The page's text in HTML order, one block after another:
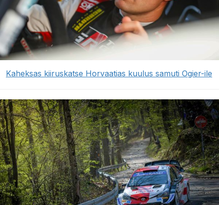
Kaheksas kiiruskatse Horvaatias kuulus samuti Ogier-ile